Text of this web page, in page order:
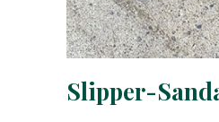
Slipper-